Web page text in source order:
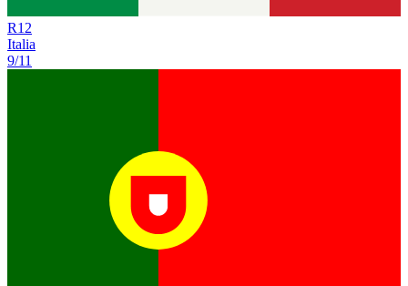
R12
Italia
9/11